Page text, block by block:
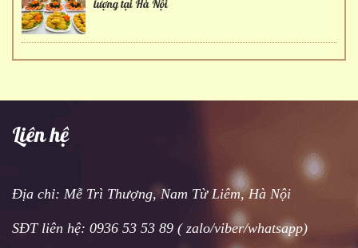
lượng tại Hà Nội
Liên hệ
Địa chỉ: Mễ Trì Thượng, Nam Từ Liêm, Hà Nội
SĐT liên hệ: 0936 53 53 89 ( zalo/viber/whatsapp)